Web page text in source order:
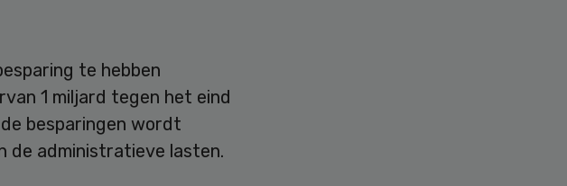
te hebben
1 miljard tegen het eind
besparingen wordt
de administratieve lasten.